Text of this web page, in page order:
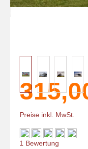
Preise inkl. MwSt.
Durchschnittliche
1 Bewertung